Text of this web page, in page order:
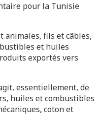
pour la Tunisie
animales, fils et câbles,
et huiles
exportés vers
essentiellement, de
huiles et combustibles
coton et